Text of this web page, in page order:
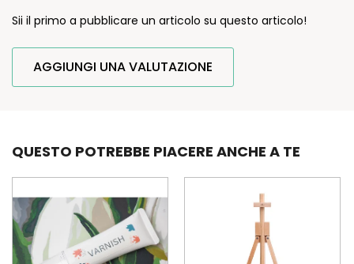
Sii il primo a pubblicare un articolo su questo articolo!
AGGIUNGI UNA VALUTAZIONE
QUESTO POTREBBE PIACERE ANCHE A TE